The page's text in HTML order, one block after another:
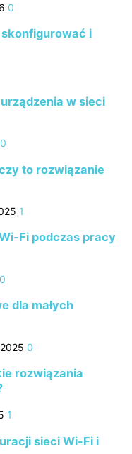
0
i
w sieci
0
to rozwiązanie
1
Fi podczas pracy
0
dla małych
0
rozwiązania
1
sieci Wi-Fi i